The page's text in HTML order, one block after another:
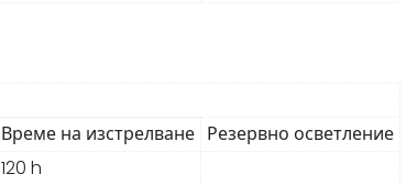
Време на изстрелване Резервно осветление
120 h